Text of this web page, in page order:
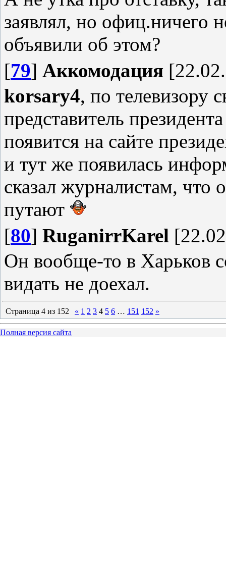
заявлял, но офиц.ничего
объявили об этом?
[79] Аккомодация
korsary4, по телевизору
представитель
появится на сайте
и тут же появилась
сказал журналистам, что
путают
[80] RuganirrKarel
Он вообще-то в Харьков
видать не доехал.
Страница 4 из 152 « 1 2 3 4 5 6 … 151 152 »
Полная версия сайта